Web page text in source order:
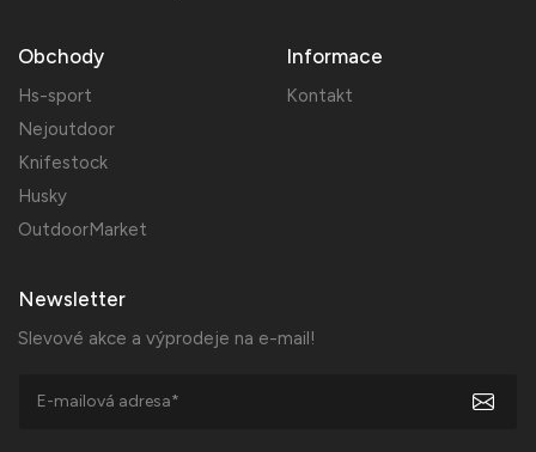
Obchody
Hs-sport
Nejoutdoor
Knifestock
Husky
OutdoorMarket
Informace
Kontakt
Newsletter
Slevové akce a výprodeje na e-mail!